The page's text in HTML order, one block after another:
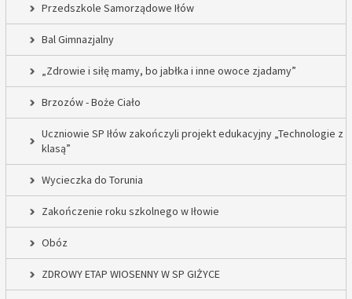
Przedszkole Samorządowe Iłów
Bal Gimnazjalny
„Zdrowie i siłę mamy, bo jabłka i inne owoce zjadamy”
Brzozów - Boże Ciało
Uczniowie SP Iłów zakończyli projekt edukacyjny „Technologie z
klasą”
Wycieczka do Torunia
Zakończenie roku szkolnego w Iłowie
Obóz
ZDROWY ETAP WIOSENNY W SP GIŻYCE